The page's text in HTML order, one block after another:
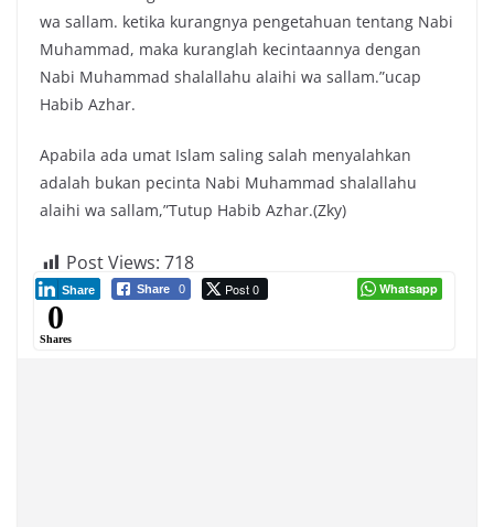
wa sallam. ketika kurangnya pengetahuan tentang Nabi
Muhammad, maka kuranglah kecintaannya dengan
Nabi Muhammad shalallahu alaihi wa sallam.”ucap
Habib Azhar.
Apabila ada umat Islam saling salah menyalahkan
adalah bukan pecinta Nabi Muhammad shalallahu
alaihi wa sallam,”Tutup Habib Azhar.(Zky)
Post Views: 718
Share 0 Post 0
Share Whatsapp
0
Shares